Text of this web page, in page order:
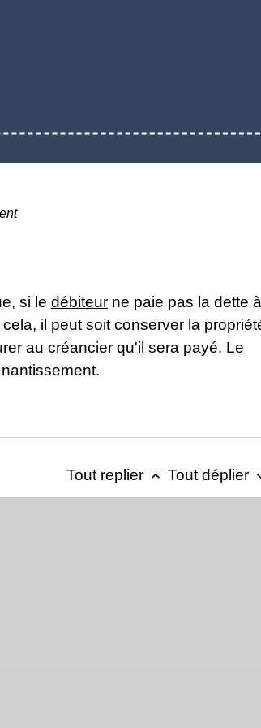
si le débiteur ne paie pas la dette à
il peut soit conserver la
au créancier qu'il sera payé. Le
Tout replier keyboard_arrow_up Tout déplier